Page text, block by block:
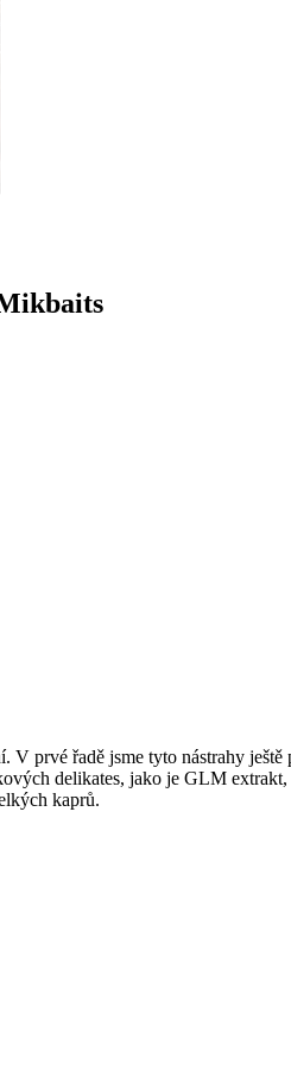
V prvé řadě jsme tyto nástrahy
delikates, jako je GLM
kaprů.